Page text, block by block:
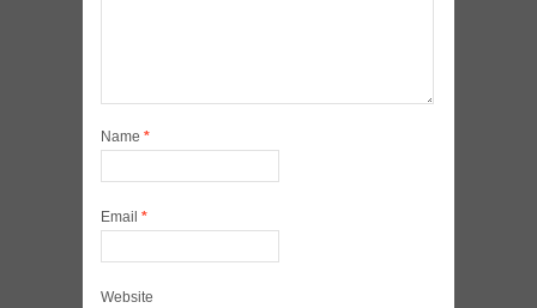
Name *
Email *
Website